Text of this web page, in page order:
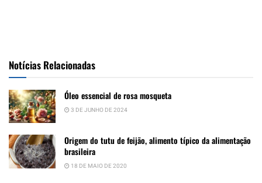
Notícias Relacionadas
Óleo essencial de rosa mosqueta
3 DE JUNHO DE 2024
Origem do tutu de feijão, alimento típico da alimentação
brasileira
18 DE MAIO DE 2020